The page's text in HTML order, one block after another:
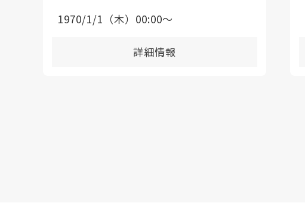
1970/1/1（木）00:00〜
詳細情報